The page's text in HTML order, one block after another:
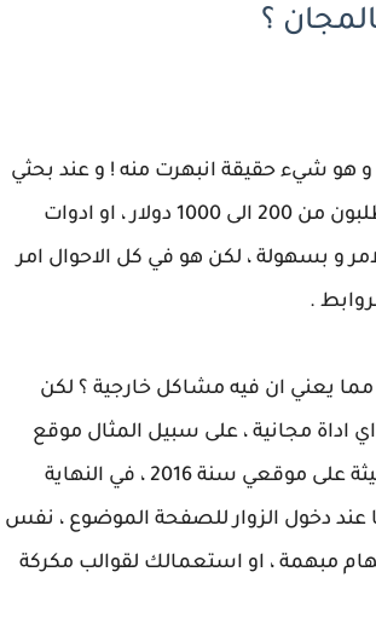
رابط خلفي على موقعي ، و هو شيء حقيقة انبهرت منه ! و عند بحثي
في الويب عن طريقة للتخلص منها ؟ لم اجد امامي سوى اشخاص يطلبون من 200 الى 1000 دولار ، او ادوات
و بسهولة ، لكن هو في كل الاحوال امر
.
يعني ان فيه مشاكل خارجية ؟ لكن
اداة مجانية ، على سبيل المثال موقع
، بحيث اني شخصيا عانيت من وجود ما يشبه برمجيات خبيثة على موقعي سنة 2016 ، في النهاية
عند دخول الزوار للصفحة الموضوع ، نفس
مبهمة ، او استعمالك لقوالب مكركة